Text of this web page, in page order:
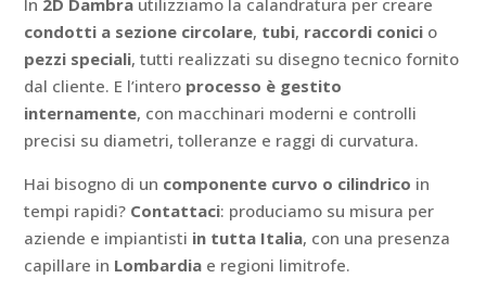
condotti a sezione circolare, tubi, raccordi conici o
pezzi speciali, tutti realizzati su disegno tecnico fornito
dal cliente. E l’intero processo è gestito
internamente, con macchinari moderni e controlli
precisi su diametri, tolleranze e raggi di curvatura.
Hai bisogno di un componente curvo o cilindrico in
tempi rapidi? Contattaci: produciamo su misura per
aziende e impiantisti in tutta Italia, con una presenza
capillare in Lombardia e regioni limitrofe.